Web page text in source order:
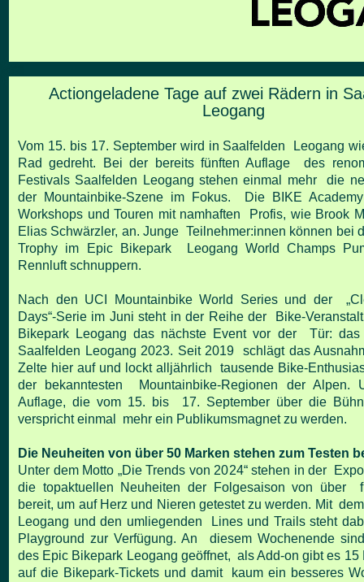
Actiongeladene Tage auf zwei Rädern in
Leogang
Vom 15. bis 17. September wird in Saalfelden Leogang
Rad gedreht. Bei der bereits fünften Auflage des
Festivals Saalfelden Leogang stehen einmal mehr die
der Mountainbike-Szene im Fokus. Die BIKE
Workshops und Touren mit namhaften Profis, wie Brook
Elias Schwärzler, an. Junge Teilnehmer:innen können bei
Trophy im Epic Bikepark Leogang World Champs
Rennluft schnuppern.
Nach den UCI Mountainbike World Series und der
Days“-Serie im Juni steht in der Reihe der Bike-
Bikepark Leogang das nächste Event vor der Tür: das
Saalfelden Leogang 2023. Seit 2019 schlägt das
Zelte hier auf und lockt alljährlich tausende Bike-
der bekanntesten Mountainbike-Regionen der Alpen.
Auflage, die vom 15. bis 17. September über die
verspricht einmal mehr ein Publikumsmagnet zu werden.
Die Neuheiten von über 50 Marken stehen zum Testen
Unter dem Motto „Die Trends von 2024“ stehen in der
die topaktuellen Neuheiten der Folgesaison von über
bereit, um auf Herz und Nieren getestet zu werden. Mit
Leogang und den umliegenden Lines und Trails steht
Playground zur Verfügung. An diesem Wochenende
des Epic Bikepark Leogang geöffnet, als Add-on gibt es 15
auf die Bikepark-Tickets und damit kaum ein besseres